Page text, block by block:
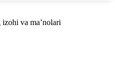
izohi va ma’nolari